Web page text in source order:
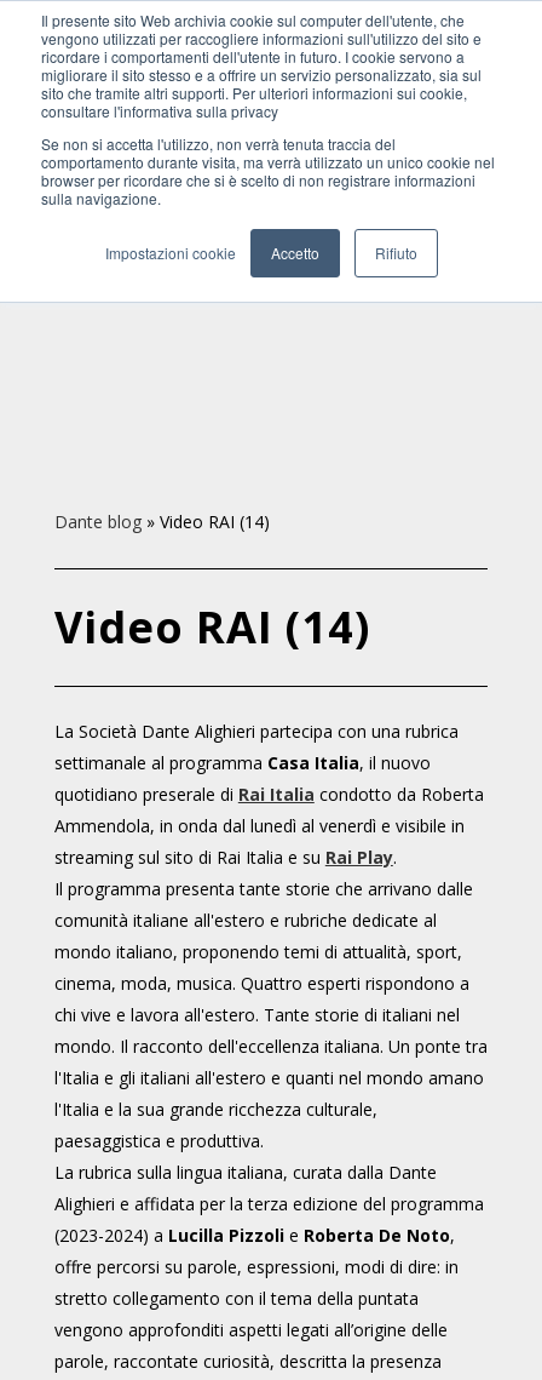
Il presente sito Web archivia cookie sul computer dell'utente, che
vengono utilizzati per raccogliere informazioni sull'utilizzo del sito e
ricordare i comportamenti dell'utente in futuro. I cookie servono a
migliorare il sito stesso e a offrire un servizio personalizzato, sia sul
sito che tramite altri supporti. Per ulteriori informazioni sui cookie,
consultare l'informativa sulla privacy
Se non si accetta l'utilizzo, non verrà tenuta traccia del
comportamento durante visita, ma verrà utilizzato un unico cookie nel
browser per ricordare che si è scelto di non registrare informazioni
sulla navigazione.
Impostazioni cookie Accetto Rifiuto
Dante blog» Video RAI (14)
Video RAI (14)
La Società Dante Alighieri partecipa con una rubrica
settimanale al programma Casa Italia, il nuovo
quotidiano preserale di Rai Italia condotto da Roberta
Ammendola, in onda dal lunedì al venerdì e visibile in
streaming sul sito di Rai Italia e su Rai Play.
Il programma presenta tante storie che arrivano dalle
comunità italiane all'estero e rubriche dedicate al
mondo italiano, proponendo temi di attualità, sport,
cinema, moda, musica. Quattro esperti rispondono a
chi vive e lavora all'estero. Tante storie di italiani nel
mondo. Il racconto dell'eccellenza italiana. Un ponte tra
l'Italia e gli italiani all'estero e quanti nel mondo amano
l'Italia e la sua grande ricchezza culturale,
paesaggistica e produttiva.
La rubrica sulla lingua italiana, curata dalla Dante
Alighieri e affidata per la terza edizione del programma
(2023-2024) a Lucilla Pizzolie Roberta De Noto,
offre percorsi su parole, espressioni, modi di dire: in
stretto collegamento con il tema della puntata
vengono approfonditi aspetti legati all’origine delle
parole, raccontate curiosità, descritta la presenza